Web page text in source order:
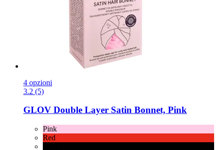
4 opzioni
3.2 (5)
GLOV Double Layer Satin Bonnet, Pink
Pink
Red